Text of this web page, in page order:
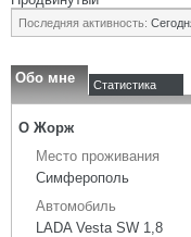
Последняя активность:
Обо мне Статистика
О Жорж
Место проживания
Симферополь
Автомобиль
LADA Vesta SW 1,8